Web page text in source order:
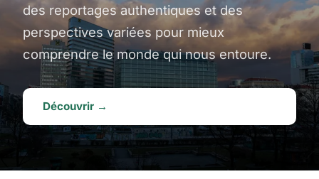
des reportages authentiques et des
perspectives variées pour mieux
comprendre le monde qui nous entoure.
Découvrir →